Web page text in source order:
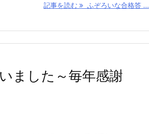
記事を読む ふぞろいな合格答 ...
ました～毎年感謝